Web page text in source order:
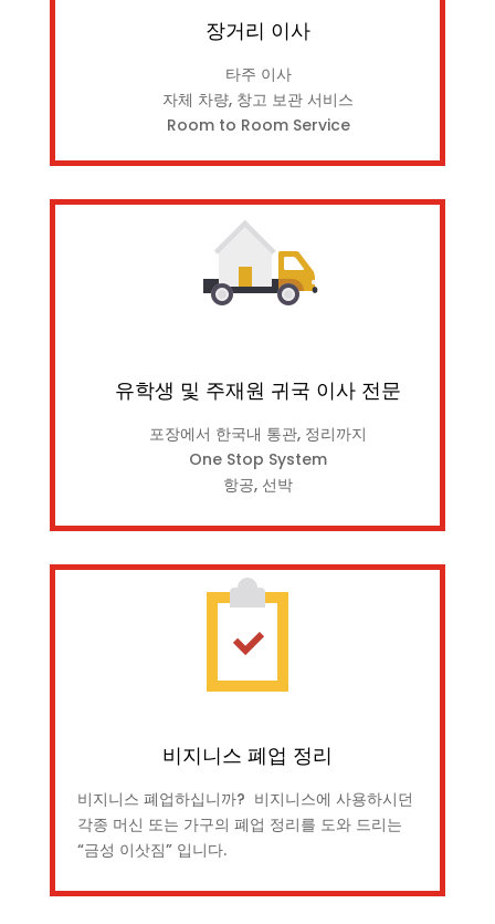
장거리 이사
타주 이사
자체 차량, 창고 보관 서비스
Room to Room Service
유학생 및 주재원 귀국 이사 전문
포장에서 한국내 통관, 정리까지
One Stop System
항공, 선박
비지니스 폐업 정리
비지니스 폐업하십니까? 비지니스에 사용하시던
각종 머신 또는 가구의 폐업 정리를 도와 드리는
“금성 이삿짐” 입니다.